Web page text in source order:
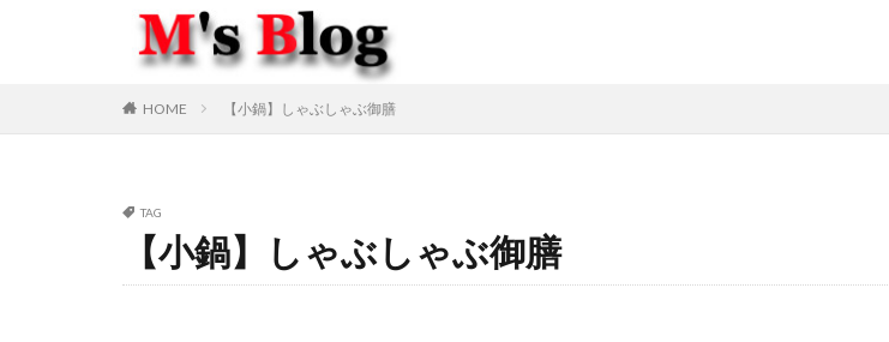
HOME 【小鍋】しゃぶしゃぶ御膳
TAG
【小鍋】しゃぶしゃぶ御膳